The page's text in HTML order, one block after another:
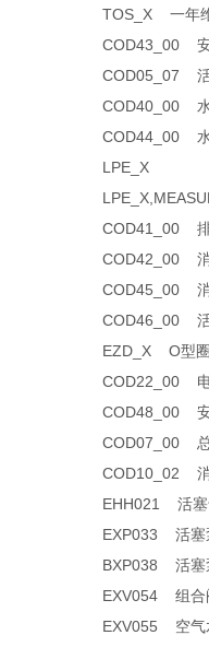
TOS_X 一年
COD43_00 安
COD05_07 活
COD40_00 水
COD44_00 水
LPE_X
COD41_00 排
COD42_00 消
COD45_00 消
COD46_00 活
EZD_X O型
COD22_00 电
COD48_00
COD07_00
COD10_02
EHH021 活
EXP033 活
BXP038 活
EXV054 组合
EXV055 空气